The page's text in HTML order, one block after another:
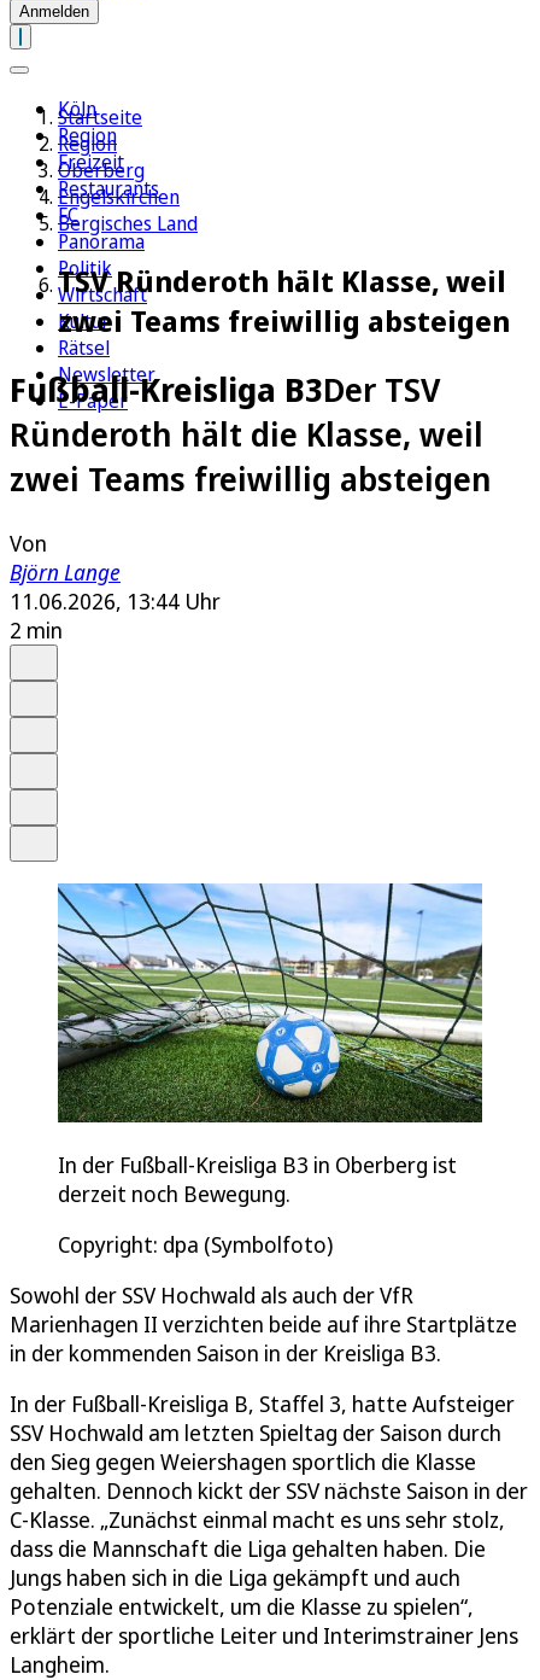
Anmelden
Köln
Region
Freizeit
Restaurants
FC
Panorama
Politik
Wirtschaft
Kultur
Rätsel
Newsletter
E-Paper
Startseite
Region
Oberberg
Engelskirchen
Bergisches Land
TSV Ründeroth hält Klasse, weil
zwei Teams freiwillig absteigen
Fußball-Kreisliga B3Der TSV
Ründeroth hält die Klasse, weil
zwei Teams freiwillig absteigen
Von
Björn Lange
11.06.2026, 13:44 Uhr
2 min
In der Fußball-Kreisliga B3 in Oberberg ist
derzeit noch Bewegung.
Copyright: dpa (Symbolfoto)
Sowohl der SSV Hochwald als auch der VfR
Marienhagen II verzichten beide auf ihre Startplätze
in der kommenden Saison in der Kreisliga B3.
In der Fußball-Kreisliga B, Staffel 3, hatte Aufsteiger
SSV Hochwald am letzten Spieltag der Saison durch
den Sieg gegen Weiershagen sportlich die Klasse
gehalten. Dennoch kickt der SSV nächste Saison in der
C-Klasse. „Zunächst einmal macht es uns sehr stolz,
dass die Mannschaft die Liga gehalten haben. Die
Jungs haben sich in die Liga gekämpft und auch
Potenziale entwickelt, um die Klasse zu spielen“,
erklärt der sportliche Leiter und Interimstrainer Jens
Langheim.